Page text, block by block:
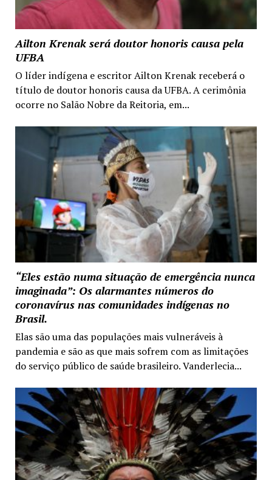
Ailton Krenak será doutor honoris causa pela
UFBA
O líder indígena e escritor Ailton Krenak receberá o
título de doutor honoris causa da UFBA. A cerimônia
ocorre no Salão Nobre da Reitoria, em...
“Eles estão numa situação de emergência nunca
imaginada”: Os alarmantes números do
coronavírus nas comunidades indígenas no
Brasil.
Elas são uma das populações mais vulneráveis à
pandemia e são as que mais sofrem com as limitações
do serviço público de saúde brasileiro. Vanderlecia...